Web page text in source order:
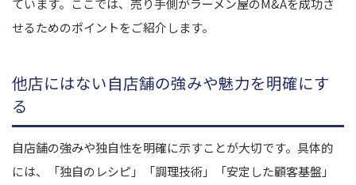
せるためのポイントをご紹介します。
他店にはない自店舗の強みや魅力を明確にす
る
自店舗の強みや独自性を明確に示すことが大切です。具体的
には、「独自のレシピ」「調理技術」「安定した顧客基盤」